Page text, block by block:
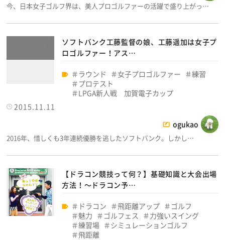
今、日本女子ゴルフ界は、美人プロゴルファーの活躍で盛り上がっ…
ソフトバンク工藤監督の娘、工藤遥加は女子プ
ロゴルファー！アス…
ラウンド 女子プロゴルファー
練習
プロテスト
LPGA新人戦 加賀電子カップ
2015.11.11
ogukao
2016年、惜しくも3年連続優勝を逃したソフトバンク。しかし…
【ドラコン競技って何？】基礎知識と大会出場
方法！～ドラコン予…
ドラコン 飛距離アップ
ゴルフ
魅力
ゴルフェス
力強いスイング
練習場
シミュレーションゴルフ
飛距離